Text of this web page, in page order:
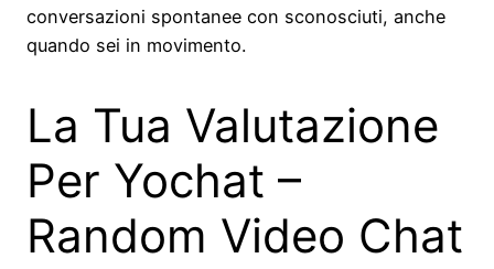
conversazioni spontanee con sconosciuti, anche
quando sei in movimento.
La Tua Valutazione
Per Yochat –
Random Video Chat